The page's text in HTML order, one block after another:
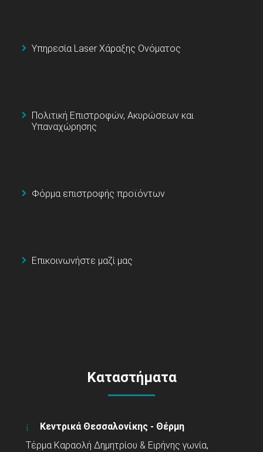
Υπηρεσία Laser Χάραξης Ονόματος
Πολιτική Επιστροφών, Ακυρώσεων και
Υπαναχώρησης
Φόρμα επιστροφής προϊόντων
Επικοινωνήστε μαζί μας
Καταστήματα
Κεντρικά Θεσσαλονίκης - Θέρμη
Τέρμα Καραολή Δημητρίου & Ειρήνης γωνία,